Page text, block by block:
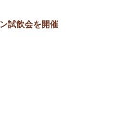
試飲会を開催